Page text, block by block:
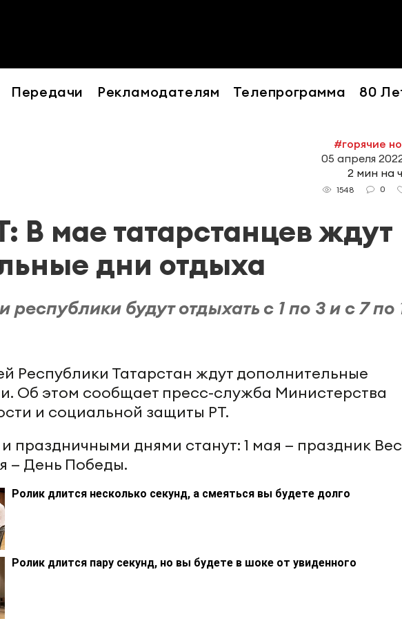
Передачи Рекламодателям Телепрограмма 80
#горячие
05 апреля
2 мин на
1548 0
В мае татарстанцев ждут
дни отдыха
республики будут отдыхать с 1 по 3 и с 7 по
Республики Татарстан ждут дополнительные
Об этом сообщает пресс-служба Министерства
и социальной защиты РТ.
праздничными днями станут: 1 мая — праздник
— День Победы.
Ролик длится несколько секунд, а смеяться вы будете долго
Ролик длится пару секунд, но вы будете в шоке от увиденного